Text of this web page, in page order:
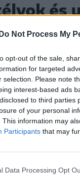
Do Not Process My
opt-out of the sale,
for targeted
selection. Please note
interest-based ads
to third parties
of your personal
This information may
Participants that may
Data Processing Opt
és
kastélyok
kastély